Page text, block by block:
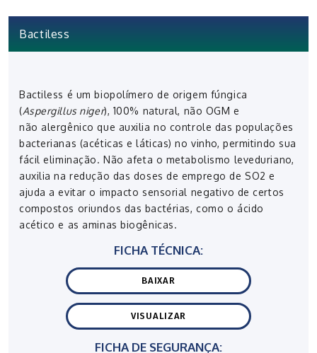
Bactiless
Bactiless é umbiopolímero de origem fúngica
(Aspergillus niger), 100% natural, não OGM e
não alergênico que auxilia no controle das populações
bacterianas (acéticas e láticas) no vinho,permitindo sua
fácil eliminação. Não afeta o metabolismo leveduriano,
auxilia na redução das doses de emprego de SO2 e
ajuda a evitar o impacto sensorial negativo de certos
compostos oriundos das bactérias, como o ácido
acético e as aminas biogênicas.
FICHA TÉCNICA:
BAIXAR
VISUALIZAR
FICHA DE SEGURANÇA: